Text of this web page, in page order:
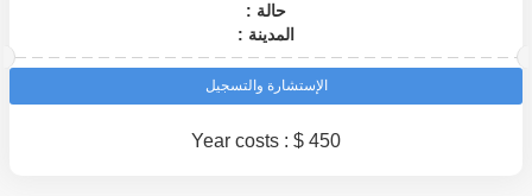
حالة :
المدينة :
الإستشارة والتسجيل
Year costs : $ 450